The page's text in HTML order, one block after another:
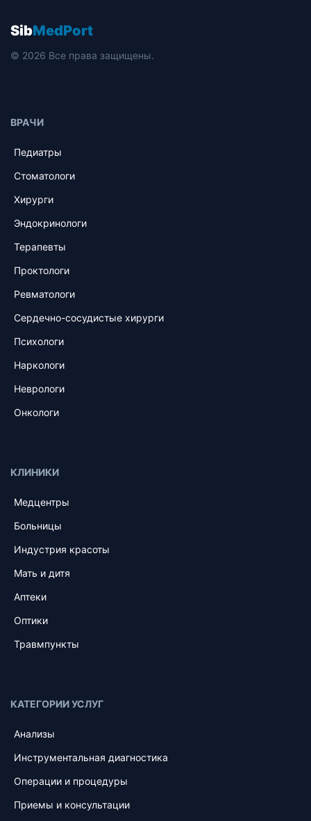
SibMedPort
© 2026 Все права защищены.
ВРАЧИ
Педиатры
Стоматологи
Хирурги
Эндокринологи
Терапевты
Проктологи
Ревматологи
Сердечно-сосудистые хирурги
Психологи
Наркологи
Неврологи
Онкологи
КЛИНИКИ
Медцентры
Больницы
Индустрия красоты
Мать и дитя
Аптеки
Оптики
Травмпункты
КАТЕГОРИИ УСЛУГ
Анализы
Инструментальная диагностика
Операции и процедуры
Приемы и консультации